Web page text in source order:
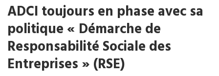
ADCI toujours en phase avec sa
politique « Démarche de
Responsabilité Sociale des
Entreprises » (RSE)